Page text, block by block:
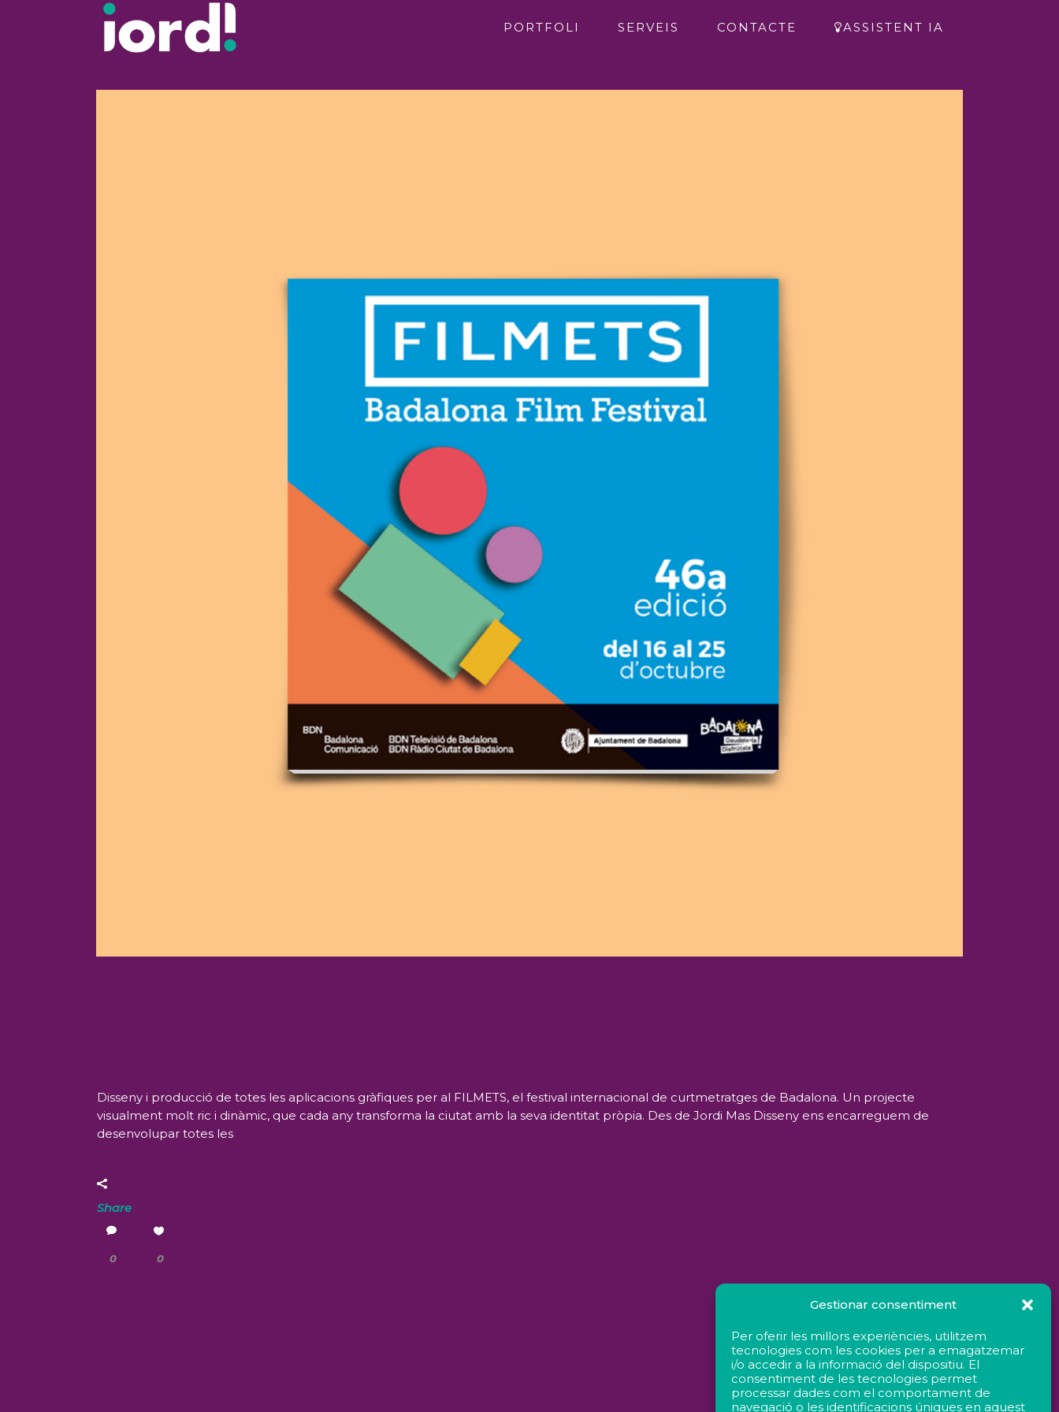
Gestionar consentiment
Per oferir les millors experiències, utilitzem
tecnologies com les cookies per a emagatzemar
i/o accedir a la informació del dispositiu. El
consentiment de les tecnologies permet
processar dades com el comportament de
navegació o les identificacions úniques en aquest
PORTFOLI SERVEIS CONTACTE ASSISTENT IA
Disseny i producció de totes les aplicacions gràfiques per al FILMETS, el festival internacional de curtmetratges de Badalona. Un projecte
visualment molt ric i dinàmic, que cada any transforma la ciutat amb la seva identitat pròpia. Des de Jordi Mas Disseny ens encarreguem de
desenvolupar totes les
Share
0 0